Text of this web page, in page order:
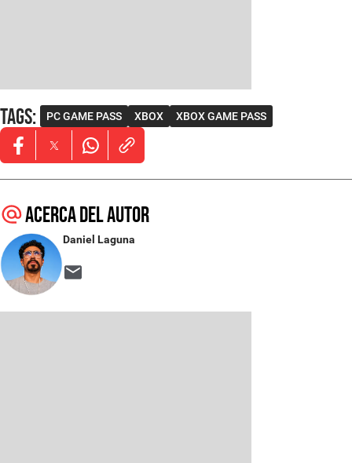
Tags: PC GAME PASS XBOX XBOX GAME PASS
Opens in new window
Opens in new window
Opens in new window
Acerca del autor
Daniel Laguna